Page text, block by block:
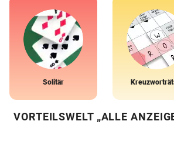
Solitär
VORTEILSWELT „ALLE